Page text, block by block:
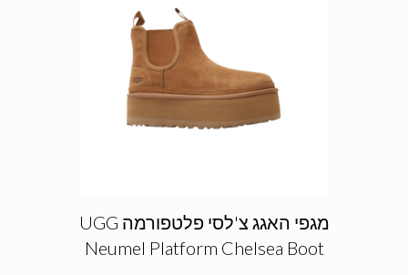
מגפי האגג צ'לסי פלטפורמה UGG
Neumel Platform Chelsea Boot